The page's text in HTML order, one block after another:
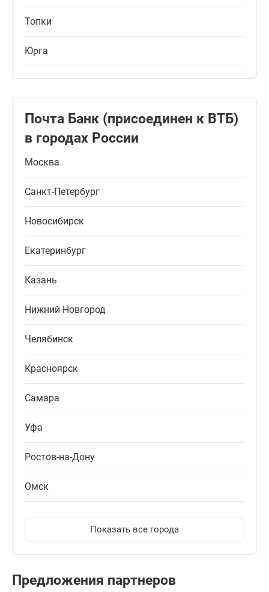
Топки
Юрга
Почта Банк (присоединен к ВТБ)
в городах России
Москва
Санкт-Петербург
Новосибирск
Екатеринбург
Казань
Нижний Новгород
Челябинск
Красноярск
Самара
Уфа
Ростов-на-Дону
Омск
Показать все города
Предложения партнеров